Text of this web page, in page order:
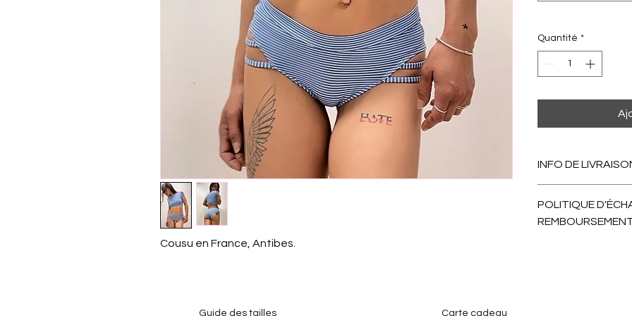
Cousu en France, Antibes.
Quantité *
INFO DE
on envoie. Comptez
POLITIQUE
Guide des tailles Carte cadeau